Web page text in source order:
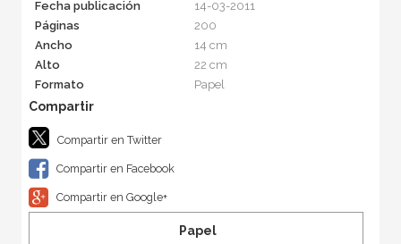
Fecha publicación
14-03-2011
Páginas
200
Ancho
14 cm
Alto
22 cm
Formato
Papel
Compartir en Twitter
Compartir en Facebook
Compartir en Google+
Papel